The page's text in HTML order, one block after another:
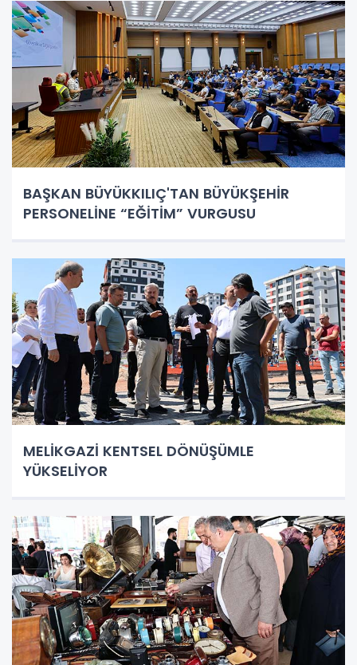
BAŞKAN BÜYÜKKILIÇ'TAN BÜYÜKŞEHİR
PERSONELİNE “EĞİTİM” VURGUSU
MELİKGAZİ KENTSEL DÖNÜŞÜMLE
YÜKSELİYOR